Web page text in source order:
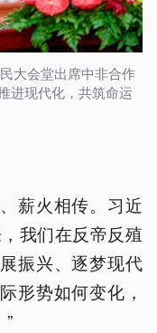
大会堂出席中非合作
进现代化，共筑命运
薪火相传。习近
我们在反帝反殖
振兴、逐梦现代
形势如何变化，